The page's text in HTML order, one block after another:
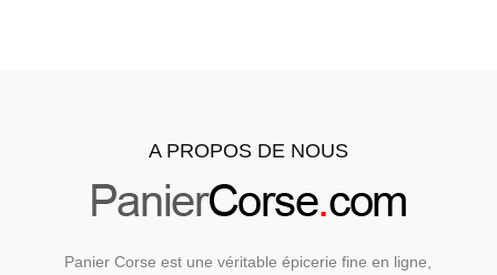
A PROPOS DE NOUS
Panier Corse est une véritable épicerie fine en ligne,